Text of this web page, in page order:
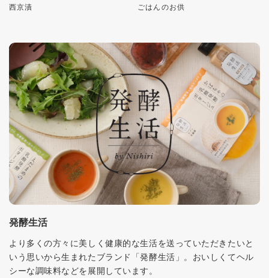
西京漬 ごはんのお供
発酵生活
より多くの方々に美しく健康的な生活を送っていただきたいと
いう思いから生まれたブランド「発酵生活」。おいしくてヘル
シーな調味料などを展開しています。